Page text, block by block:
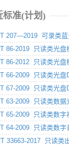
标准(计划)
207—2019 可录类蓝
86-2019 只读类光盘
86-2012 只读类光盘
66-2009 只读类光盘
67-2009 只读类光盘
63-2009 只读类数据
65-2009 只读类数字
64-2009 只读类数字
33663-2017 只读类